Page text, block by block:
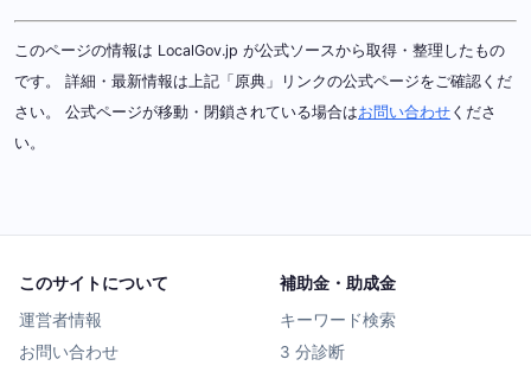
このページの情報は LocalGov.jp が公式ソースから取得・整理したもの
です。 詳細・最新情報は上記「原典」リンクの公式ページをご確認くだ
さい。 公式ページが移動・閉鎖されている場合はお問い合わせ くださ
い。
このサイトについて
運営者情報
お問い合わせ
補助金・助成金
キーワード検索
3 分診断